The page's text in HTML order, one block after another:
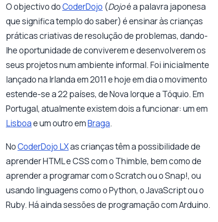
O objectivo doCoderDojo (Dojoé a palavra japonesa
que significa templo do saber) é ensinar às crianças
práticas criativas de resolução de problemas, dando-
lhe oportunidade de conviverem e desenvolverem os
seus projetos num ambiente informal. Foi inicialmente
lançado na Irlanda em 2011 e hoje em dia o movimento
estende-se a 22 países, de Nova Iorque a Tóquio. Em
Portugal, atualmente existem dois a funcionar: um em
Lisboae um outro emBraga.
NoCoderDojo LXas crianças têm a possibilidade de
aprender HTML e CSS com o Thimble, bem como de
aprender a programar com o Scratch ou o Snap!, ou
usando linguagens como o Python, o JavaScript ou o
Ruby. Há ainda sessões de programação com Arduino.